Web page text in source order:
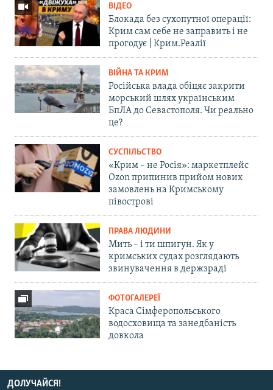
ВІДЕО
Блокада без сухопутної операції:
Крим сам себе не заправить і не
прогодує | Крим.Реалії
ВІЙНА ТА КРИМ
Російська влада обіцяє закрити
морський шлях українським
БпЛА до Севастополя. Чи реально
це?
СУСПІЛЬСТВО
«Крим – не Росія»: маркетплейс
Ozon припинив прийом нових
замовлень на Кримському
півострові
ПРАВА ЛЮДИНИ
Мить – і ти шпигун. Як у
кримських судах розглядають
звинувачення в держзраді
ФОТОГАЛЕРЕЇ
Краса Сімферопольського
водосховища та занедбаність
довкола
ДОЛУЧАЙСЯ!